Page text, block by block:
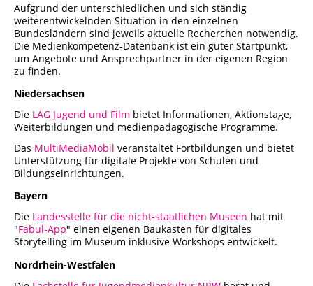
Aufgrund der unterschiedlichen und sich ständig
weiterentwickelnden Situation in den einzelnen
Bundesländern sind jeweils aktuelle Recherchen notwendig.
Die Medienkompetenz-Datenbank ist ein guter Startpunkt,
um Angebote und Ansprechpartner in der eigenen Region
zu finden.
Niedersachsen
Die LAG Jugend und Film bietet Informationen, Aktionstage,
Weiterbildungen und medienpädagogische Programme.
Das MultiMediaMobil veranstaltet Fortbildungen und bietet
Unterstützung für digitale Projekte von Schulen und
Bildungseinrichtungen.
Bayern
Die Landesstelle für die nicht-staatlichen Museen hat mit
"Fabul-App" einen eigenen Baukasten für digitales
Storytelling im Museum inklusive Workshops entwickelt.
Nordrhein-Westfalen